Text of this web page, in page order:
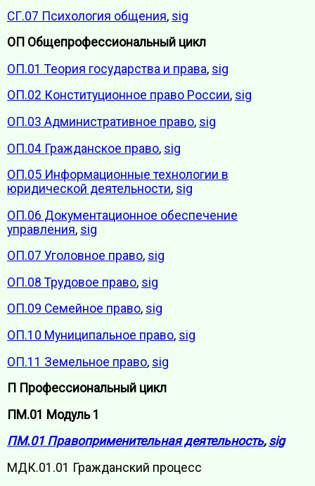
СГ.07 Психология общения, sig
ОП Общепрофессиональный цикл
ОП.01 Теория государства и права, sig
ОП.02 Конституционное право России, sig
ОП.03 Административное право, sig
ОП.04 Гражданское право, sig
ОП.05 Информационные технологии в
юридической деятельности, sig
ОП.06 Документационное обеспечение
управления, sig
ОП.07 Уголовное право, sig
ОП.08 Трудовое право, sig
ОП.09 Семейное право, sig
ОП.10 Муниципальное право, sig
ОП.11 Земельное право, sig
П Профессиональный цикл
ПМ.01 Модуль 1
ПМ.01 Правоприменительная деятельность, sig
МДК.01.01 Гражданский процесс